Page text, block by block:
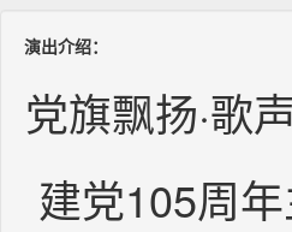
演出介绍：
党旗飘扬·歌
建党105周